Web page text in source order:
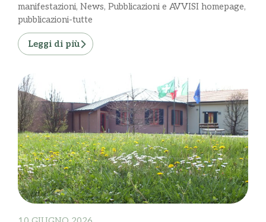
manifestazioni, News, Pubblicazioni e AVVISI homepage,
pubblicazioni-tutte
Leggi di più